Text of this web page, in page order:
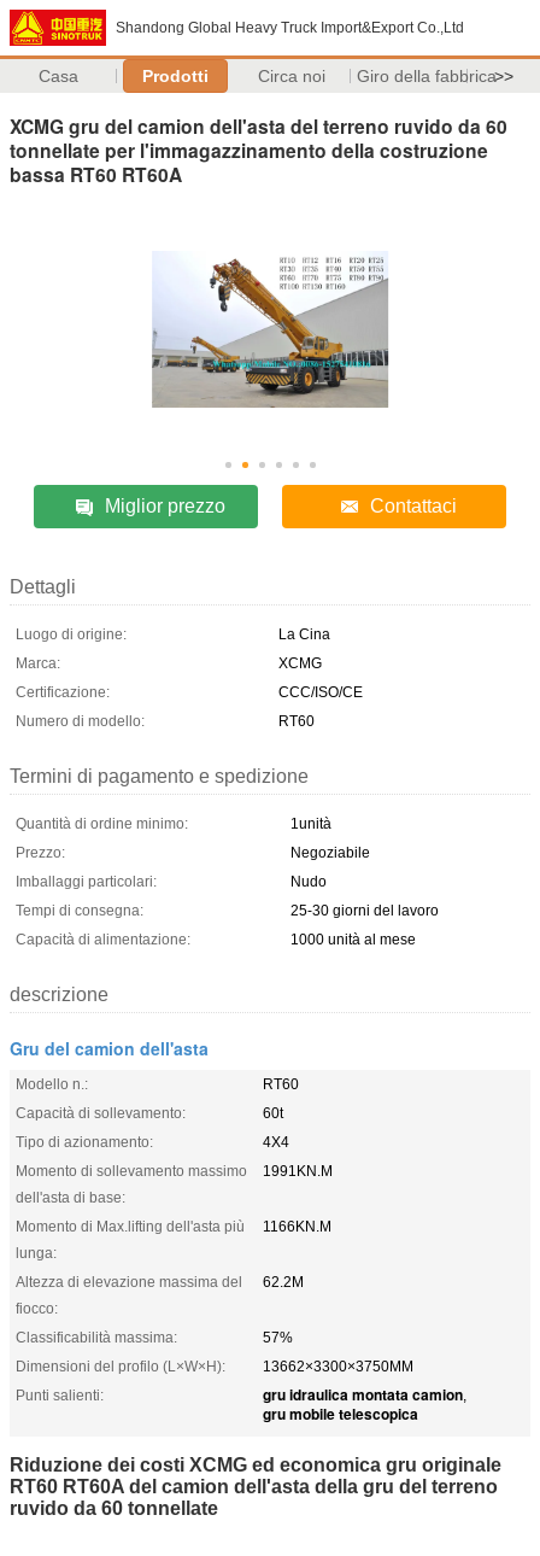
Shandong Global Heavy Truck Import&Export Co.,Ltd
Casa Prodotti Circa noi Giro della fabbrica>>
XCMG gru del camion dell'asta del terreno ruvido da 60
tonnellate per l'immagazzinamento della costruzione
bassa RT60 RT60A
Miglior prezzo Contattaci
Dettagli
Luogo di origine:
La Cina
Marca:
XCMG
Certificazione:
CCC/ISO/CE
Numero di modello:
RT60
Termini di pagamento e spedizione
Quantità di ordine minimo:
1unità
Prezzo:
Negoziabile
Imballaggi particolari:
Nudo
Tempi di consegna:
25-30 giorni del lavoro
Capacità di alimentazione:
1000 unità al mese
descrizione
Gru del camion dell'asta
Modello n.:
RT60
Capacità di sollevamento:
60t
Tipo di azionamento:
4X4
Momento di sollevamento massimo
dell'asta di base:
1991KN.M
Momento di Max.lifting dell'asta più
lunga:
1166KN.M
Altezza di elevazione massima del
fiocco:
62.2M
Classificabilità massima:
57%
Dimensioni del profilo (L×W×H):
13662×3300×3750MM
Punti salienti:
gru idraulica montata camion,
gru mobile telescopica
Riduzione dei costi XCMG ed economica gru originale
RT60 RT60A del camion dell'asta della gru del terreno
ruvido da 60 tonnellate